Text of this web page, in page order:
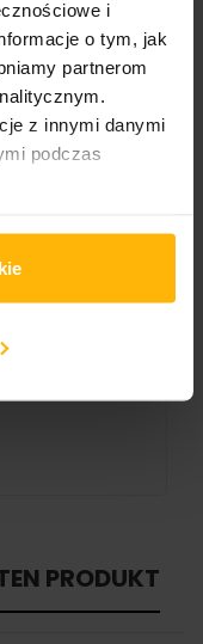
i
o tym, jak
partnerom
z innymi danymi
podczas
page booklet
PRODUKT